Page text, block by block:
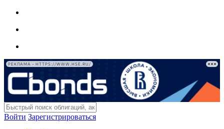
РЕКЛАМА • HTTPS://WWW.HSE.RU/
Войти Зарегистрироваться